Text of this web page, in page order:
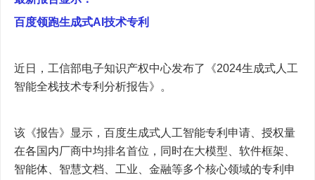
百度领跑生成式AI技术专利
近日，工信部电子知识产权中心发布了《2024生成式人工
智能全栈技术专利分析报告》。
该《报告》显示，百度生成式人工智能专利申请、授权量
在各国内厂商中均排名首位，同时在大模型、软件框架、
智能体、智慧文档、工业、金融等多个核心领域的专利申